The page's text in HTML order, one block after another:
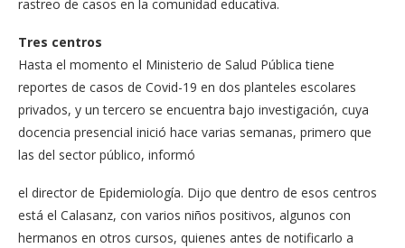
rastreo de ca­sos en la comunidad educa­tiva.
Tres centros
Hasta el momento el Mi­nisterio de Salud Pública tiene
reportes de casos de Covid-19 en dos planteles escolares
privados, y un ter­cero se encuentra bajo in­vestigación, cuya
docencia presencial inició hace varias semanas, primero que
las del sector público, informó
el director de Epidemiolo­gía. Dijo que dentro de esos centros
está el Calasanz, con varios niños positivos, algunos con
hermanos en otros cursos, quienes antes de notificarlo a